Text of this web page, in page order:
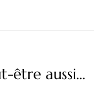
être aussi…